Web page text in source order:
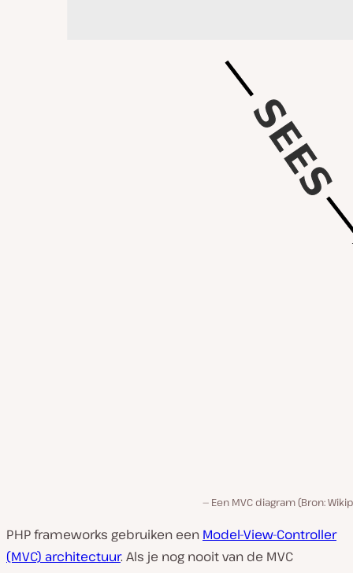
Een MVC diagram (Bron:
PHP frameworks gebruiken een Model-View-Controller
(MVC) architectuur. Als je nog nooit van de MVC